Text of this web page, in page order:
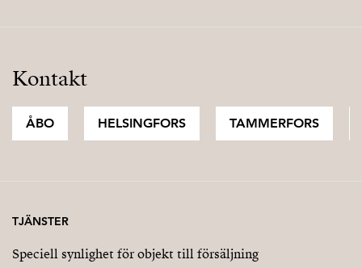
Kontakt
ÅBO HELSINGFORS TAMMERFORS
TJÄNSTER
Speciell synlighet för objekt till försäljning